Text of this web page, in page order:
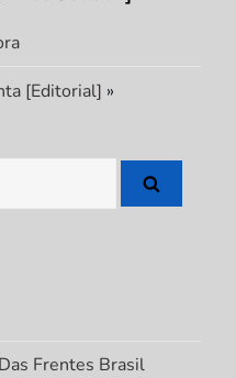
[Editorial] »
Frentes Brasil